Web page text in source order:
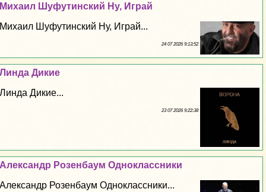
Михаил Шуфутинский Ну, Играй
Михаил Шуфутинский Ну, Играй...
24 07 2026 9:13:52
Линда Дикие
Линда Дикие...
23 07 2026 9:22:38
Александр Розенбаум Одноклассники
Александр Розенбаум Одноклассники...